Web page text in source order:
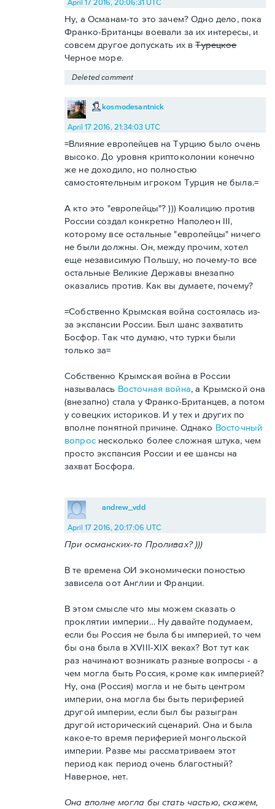
April 17 2016, 20:06:31 UTC
Ну, а Османам-то это зачем? Одно дело, пока
Франко-Британцы воевали за их интересы, и
совсем другое допускать их вТурецкое
Черное море.
Deleted comment
kosmodesantnick
April 17 2016, 21:34:03 UTC
=Влияние европейцев на Турцию было очень
высоко. До уровня криптоколонии конечно
же не доходило, но полностью
самостоятельным игроком Турция не была.=
А кто это "европейцы"? ))) Коалицию против
России создал конкретно Наполеон III,
которому все остальные "европейцы" ничего
не были должны. Он, между прочим, хотел
еще независимую Польшу, но почему-то все
остальные Великие Державы внезапно
оказались против. Как вы думаете, почему?
=Собственно Крымская война состоялась из-
за экспансии России. Был шанс захватить
Босфор. Так что думаю, что турки были
только за=
Собственно Крымская война в России
называлась Восточная война, а Крымской она
(внезапно) стала у Франко-Британцев, а потом
у совецких историков. И у тех и других по
вполне понятной причине. Однако Восточный
вопроснесколько более сложная штука, чем
просто экспансия России и ее шансы на
захват Босфора.
andrew_vdd
April 17 2016, 20:17:06 UTC
При османских-то Проливах? )))
В те времена ОИ экономически поностью
зависела оот Англии и Франции.
В этом смысле что мы можем сказать о
проклятии империи… Ну давайте подумаем,
если бы Россия не была бы империей, то чем
бы она была в XVIII-XIX веках? Вот тут как
раз начинают возникать разные вопросы - а
чем могла быть Россия, кроме как империей?
Ну, она (Россия) могла и не быть центром
империи, она могла бы быть периферией
другой империи, если был бы разыгран
другой исторический сценарий. Она и была
какое-то время периферией монгольской
империи. Разве мы рассматриваем этот
период как период очень благостный?
Наверное, нет.
Она вполне могла бы стать частью, скажем,